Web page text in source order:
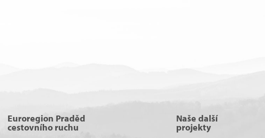
Euroregion Praděd
cestovního ruchu
Naše další
projekty